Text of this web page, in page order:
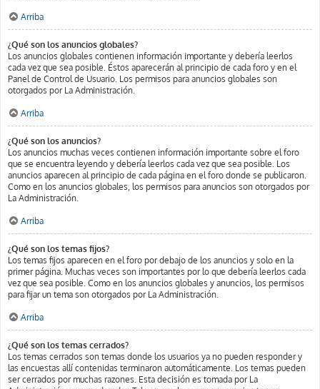
Arriba
¿Qué son los anuncios globales?
Los anuncios globales contienen información importante y debería leerlos
cada vez que sea posible. Éstos aparecerán al principio de cada foro y en el
Panel de Control de Usuario. Los permisos para anuncios globales son
otorgados por La Administración.
Arriba
¿Qué son los anuncios?
Los anuncios muchas veces contienen información importante sobre el foro
que se encuentra leyendo y debería leerlos cada vez que sea posible. Los
anuncios aparecen al principio de cada página en el foro donde se publicaron.
Como en los anuncios globales, los permisos para anuncios son otorgados por
La Administración.
Arriba
¿Qué son los temas fijos?
Los temas fijos aparecen en el foro por debajo de los anuncios y solo en la
primer página. Muchas veces son importantes por lo que debería leerlos cada
vez que sea posible. Como en los anuncios globales y anuncios, los permisos
para fijar un tema son otorgados por La Administración.
Arriba
¿Qué son los temas cerrados?
Los temas cerrados son temas donde los usuarios ya no pueden responder y
las encuestas allí contenidas terminaron automáticamente. Los temas pueden
ser cerrados por muchas razones. Esta decisión es tomada por La